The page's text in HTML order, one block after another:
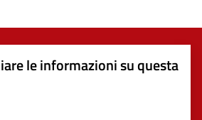
le informazioni su questa